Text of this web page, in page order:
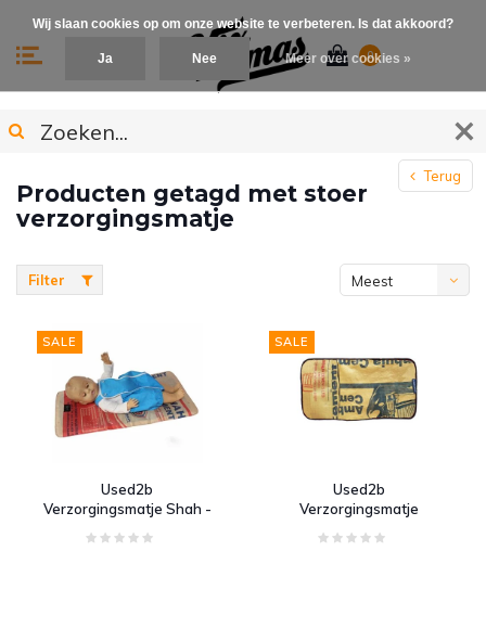
0
Terug
Producten getagd met stoer
verzorgingsmatje
Filter
Meest
SALE
Used2b
Verzorgingsmatje Shah -
SALE
Used2b
Verzorgingsmatje
Cement - Beige
Wij slaan cookies op om onze website te verbeteren. Is dat akkoord?
Ja Nee Meer over cookies »